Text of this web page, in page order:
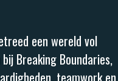
een wereld vol
Breaking Boundaries,
teamwork en